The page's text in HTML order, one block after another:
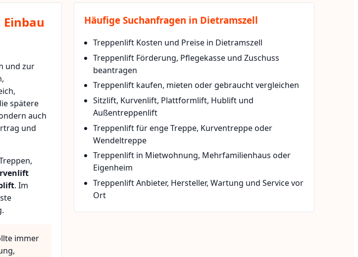
und zur
spätere
auch
und
. Im
immer
Häufige Suchanfragen in Dietramszell
Treppenlift Kosten und Preise in Dietramszell
Treppenlift Förderung, Pflegekasse und Zuschuss
beantragen
Treppenlift kaufen, mieten oder gebraucht vergleichen
Sitzlift, Kurvenlift, Plattformlift, Hublift und
Außentreppenlift
Treppenlift für enge Treppe, Kurventreppe oder
Wendeltreppe
Treppenlift in Mietwohnung, Mehrfamilienhaus oder
Eigenheim
Treppenlift Anbieter, Hersteller, Wartung und Service vor
Ort